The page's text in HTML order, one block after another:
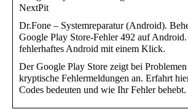
NextPit
Dr.Fone – Systemreparatur (Android).
Google Play Store-Fehler 492 auf
fehlerhaftes Android mit einem Klick.
Der Google Play Store zeigt bei
kryptische Fehlermeldungen an. Erfahrt
Codes bedeuten und wie Ihr Fehler behebt.